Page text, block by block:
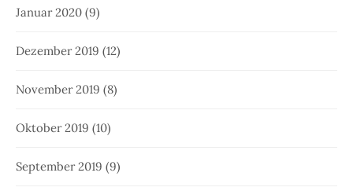
Januar 2020 (9)
Dezember 2019 (12)
November 2019 (8)
Oktober 2019 (10)
September 2019 (9)